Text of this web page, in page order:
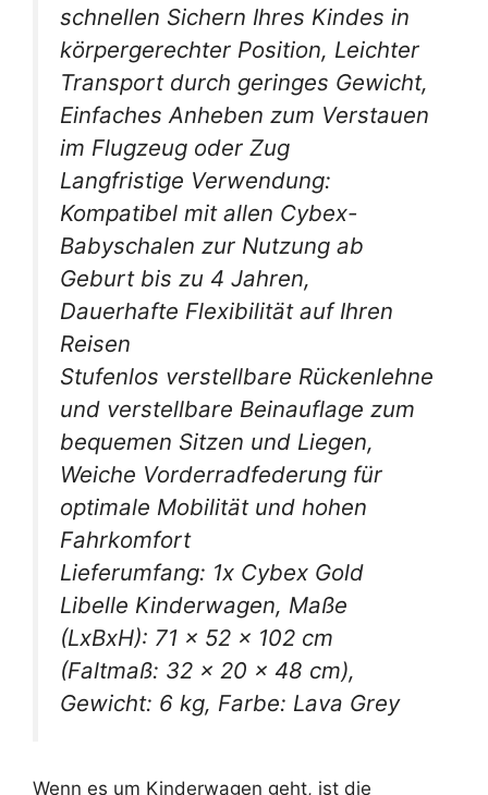
schnellen Sichern Ihres Kindes in
körpergerechter Position, Leichter
Transport durch geringes Gewicht,
Einfaches Anheben zum Verstauen
im Flugzeug oder Zug
Langfristige Verwendung:
Kompatibel mit allen Cybex-
Babyschalen zur Nutzung ab
Geburt bis zu 4 Jahren,
Dauerhafte Flexibilität auf Ihren
Reisen
Stufenlos verstellbare Rückenlehne
und verstellbare Beinauflage zum
bequemen Sitzen und Liegen,
Weiche Vorderradfederung für
optimale Mobilität und hohen
Fahrkomfort
Lieferumfang: 1x Cybex Gold
Libelle Kinderwagen, Maße
(LxBxH): 71 x 52 x 102 cm
(Faltmaß: 32 x 20 x 48 cm),
Gewicht: 6 kg, Farbe: Lava Grey
Wenn es um Kinderwagen geht, ist die